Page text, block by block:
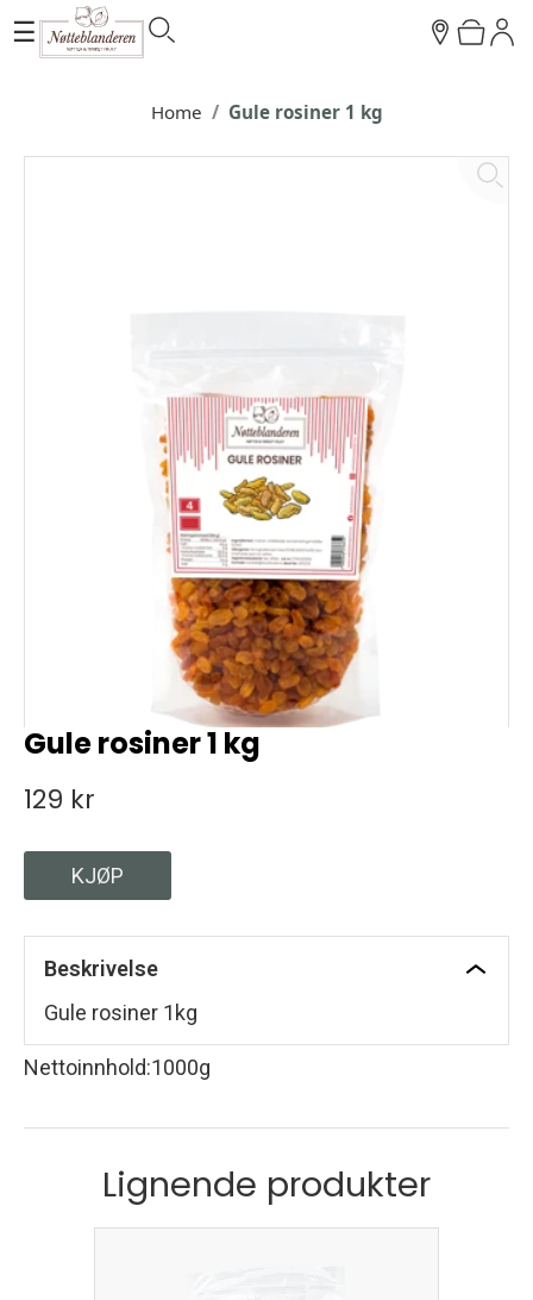
☰
Home Gule rosiner 1 kg
Gule rosiner 1 kg
129 kr
KJØP
Beskrivelse
Gule rosiner 1kg
Nettoinnhold:1000g
Lignende produkter